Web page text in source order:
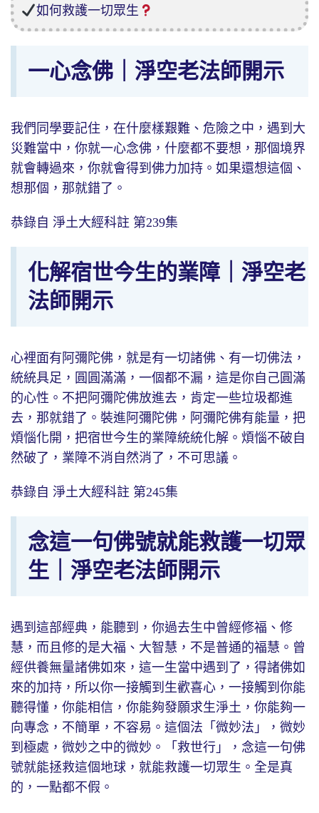
如何救護一切眾生
一心念佛｜淨空老法師開示
我們同學要記住，在什麼樣艱難、危險之中，遇到大
災難當中，你就一心念佛，什麼都不要想，那個境界
就會轉過來，你就會得到佛力加持。如果還想這個、
想那個，那就錯了。
恭錄自 淨土大經科註 第239集
化解宿世今生的業障｜淨空老
法師開示
心裡面有阿彌陀佛，就是有一切諸佛、有一切佛法，
統統具足，圓圓滿滿，一個都不漏，這是你自己圓滿
的心性。不把阿彌陀佛放進去，肯定一些垃圾都進
去，那就錯了。裝進阿彌陀佛，阿彌陀佛有能量，把
煩惱化開，把宿世今生的業障統統化解。煩惱不破自
然破了，業障不消自然消了，不可思議。
恭錄自 淨土大經科註 第245集
念這一句佛號就能救護一切眾
生｜淨空老法師開示
遇到這部經典，能聽到，你過去生中曾經修福、修
慧，而且修的是大福、大智慧，不是普通的福慧。曾
經供養無量諸佛如來，這一生當中遇到了，得諸佛如
來的加持，所以你一接觸到生歡喜心，一接觸到你能
聽得懂，你能相信，你能夠發願求生淨土，你能夠一
向專念，不簡單，不容易。這個法「微妙法」，微妙
到極處，微妙之中的微妙。「救世行」，念這一句佛
號就能拯救這個地球，就能救護一切眾生。全是真
的，一點都不假。